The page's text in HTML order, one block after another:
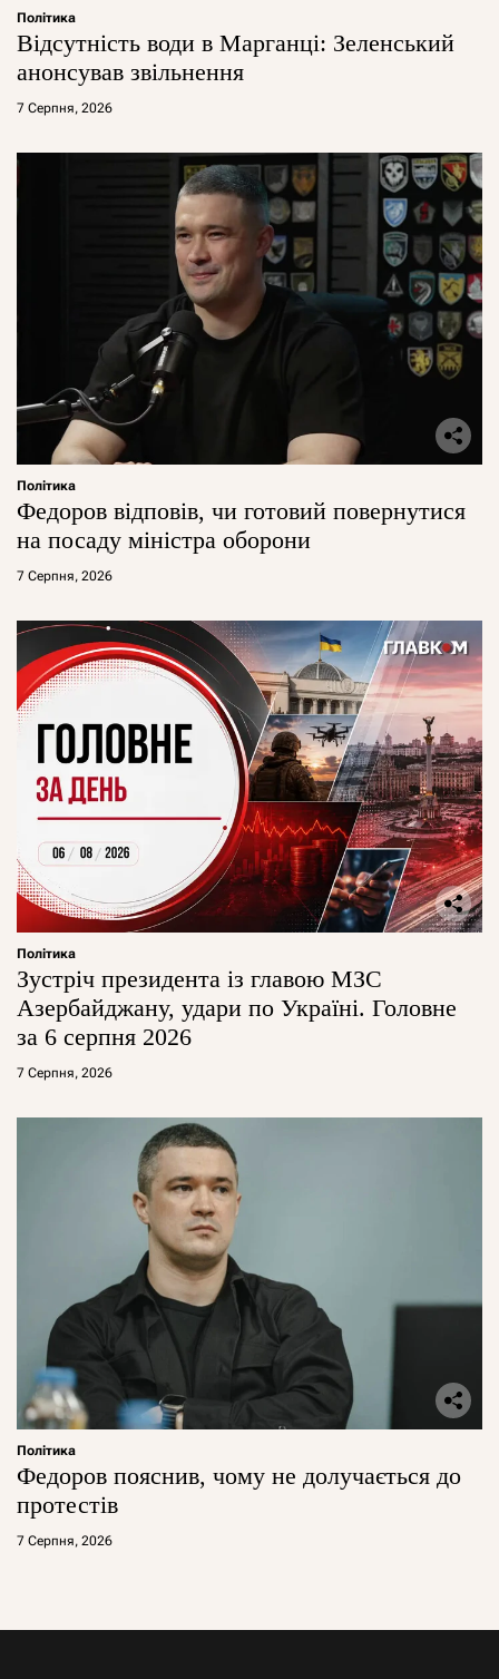
Політика
Відсутність води в Марганці: Зеленський
анонсував звільнення
7 Серпня, 2026
Політика
Федоров відповів, чи готовий повернутися
на посаду міністра оборони
7 Серпня, 2026
Політика
Зустріч президента із главою МЗС
Азербайджану, удари по Україні. Головне
за 6 серпня 2026
7 Серпня, 2026
Політика
Федоров пояснив, чому не долучається до
протестів
7 Серпня, 2026